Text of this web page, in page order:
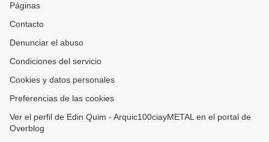
Páginas
Contacto
Denunciar el abuso
Condiciones del servicio
Cookies y datos personales
Preferencias de las cookies
Ver el perfil de Edin Quim - Arquic100ciayMETAL en el portal de
Overblog